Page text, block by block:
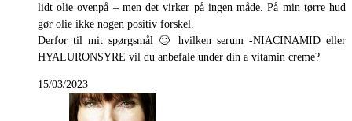
lidt olie ovenpå – men det virker på ingen måde. På min tørre hud
gør olie ikke nogen positiv forskel.
Derfor til mit spørgsmål 🙂 hvilken serum -NIACINAMID eller
HYALURONSYRE vil du anbefale under din a vitamin creme?
15/03/2023